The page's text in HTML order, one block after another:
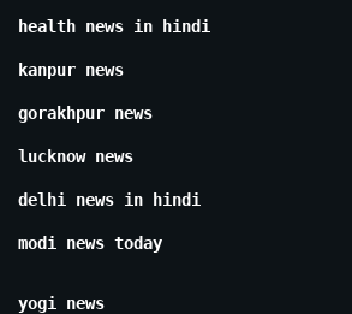
health news in hindi
kanpur news
gorakhpur news
lucknow news
delhi news in hindi
modi news today
yogi news